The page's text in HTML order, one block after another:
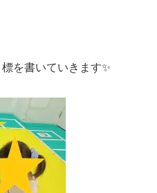
を書いていきます✨